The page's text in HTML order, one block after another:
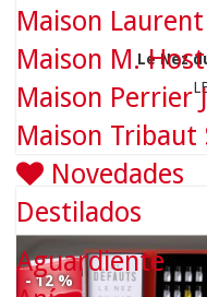
Le Nez
- 12 %
Maison
Maison M.
Maison Perrier
Maison Tribaut
Novedades
Destilados
Aguardiente